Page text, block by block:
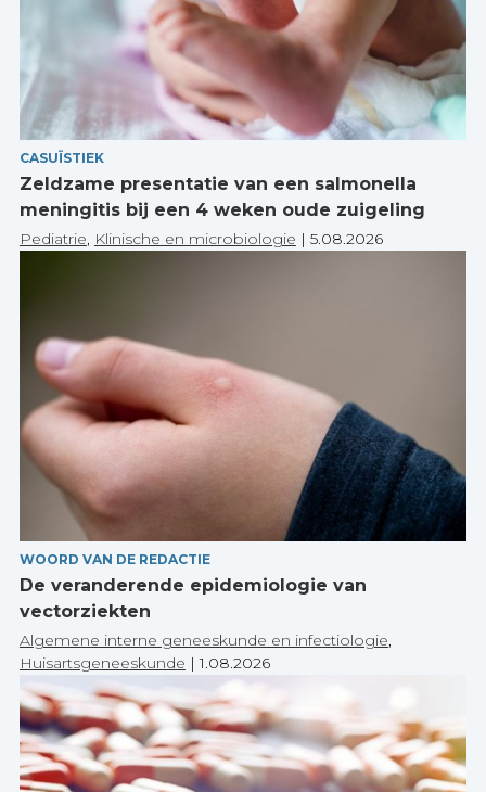
CASUÏSTIEK
Zeldzame presentatie van een salmonella
meningitis bij een 4 weken oude zuigeling
Pediatrie, Klinische en microbiologie | 5.08.2026
WOORD VAN DE REDACTIE
De veranderende epidemiologie van
vectorziekten
Algemene interne geneeskunde en infectiologie,
Huisartsgeneeskunde |1.08.2026